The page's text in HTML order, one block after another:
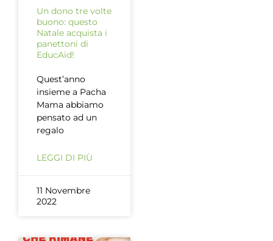
Un dono tre volte
buono: questo
Natale acquista i
panettoni di
EducAid!
Quest’anno
insieme a Pacha
Mama abbiamo
pensato ad un
regalo
LEGGI DI PIÙ
11 Novembre
2022